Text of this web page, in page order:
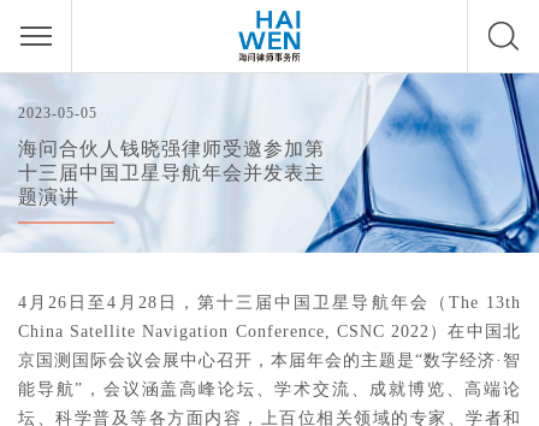
2023-05-05
海问合伙人钱晓强律师受邀参加第
十三届中国卫星导航年会并发表主
题演讲
4月26日至4月28日，第十三届中国卫星导航年会（The 13th
China Satellite Navigation Conference, CSNC 2022）在中国北
京国测国际会议会展中心召开，本届年会的主题是“数字经济·智
能导航”，会议涵盖高峰论坛、学术交流、成就博览、高端论
坛、科学普及等各方面内容，上百位相关领域的专家、学者和